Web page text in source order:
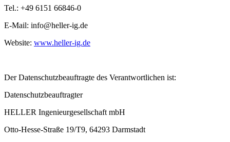
Tel.: +49 6151 66846-0
E-Mail: info@heller-ig.de
Website: www.heller-ig.de
Der Datenschutzbeauftragte des Verantwortlichen ist:
Datenschutzbeauftragter
HELLER Ingenieurgesellschaft mbH
Otto-Hesse-Straße 19/T9, 64293 Darmstadt